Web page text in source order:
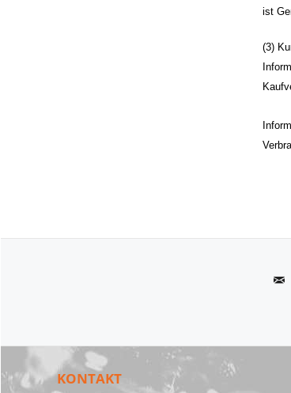
ist
(3)
KONTAKT